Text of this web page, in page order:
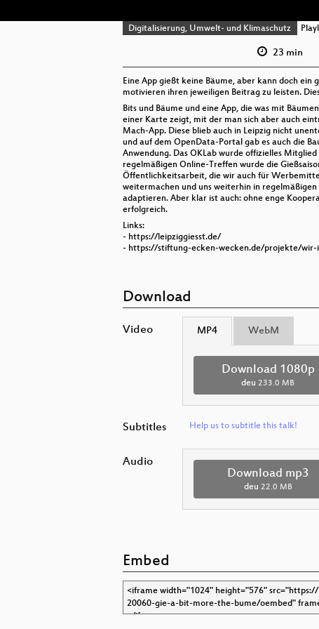
Digitalisierung, Umwelt- und Klimaschutz
23 min
Eine App gießt keine Bäume, aber kann doch ein
motivieren ihren jeweiligen Beitrag zu leisten.
Bits und Bäume und eine App, die was mit
einer Karte zeigt, mit der man sich aber auch
Mach-App. Diese blieb auch in Leipzig nicht
und auf dem OpenData-Portal gab es auch die
Anwendung. Das OKLab wurde offizielles
regelmäßigen Online-Treffen wurde die
Öffentlichkeitsarbeit, die wir auch für
weitermachen und uns weiterhin in
adaptieren. Aber klar ist auch: ohne enge
erfolgreich.
Links:
- https://leipziggiesst.de/
- https://stiftung-ecken-wecken.de/projekte/
Download
Video MP4 WebM
Download 1080p
deu 233.0 MB
Subtitles Help us to subtitle this talk!
Audio
Download mp3
deu 22.0 MB
Embed